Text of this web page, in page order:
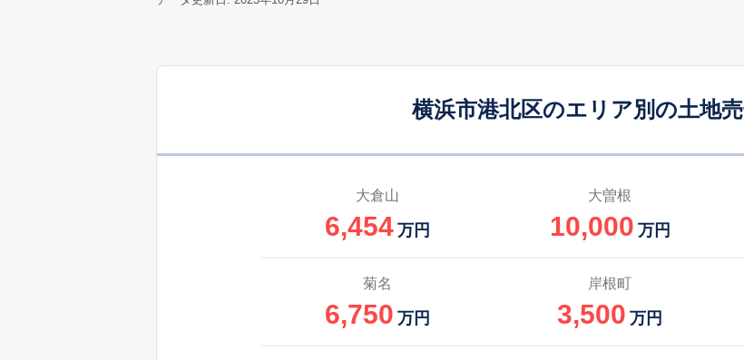
横浜市港北区のエリア別の土地
大倉山
6,454 万円
大曽根
10,000 万円
菊名
6,750 万円
岸根町
3,500 万円